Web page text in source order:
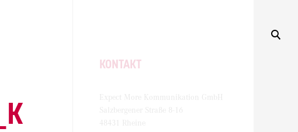
KONTAKT
Expect More Kommunikation GmbH
Salzbergener Straße 8-16
48431 Rheine